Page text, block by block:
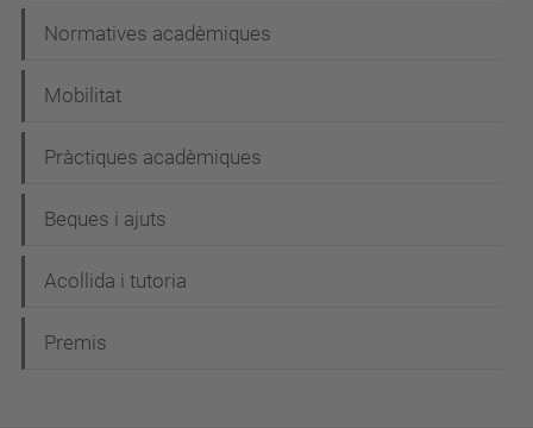
Normatives acadèmiques
Mobilitat
Pràctiques acadèmiques
Beques i ajuts
Acollida i tutoria
Premis